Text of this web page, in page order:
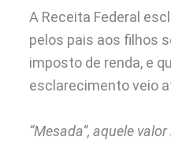
A Receita Federal
pelos pais aos filhos
imposto de renda, e
esclarecimento veio
“Mesada”, aquele